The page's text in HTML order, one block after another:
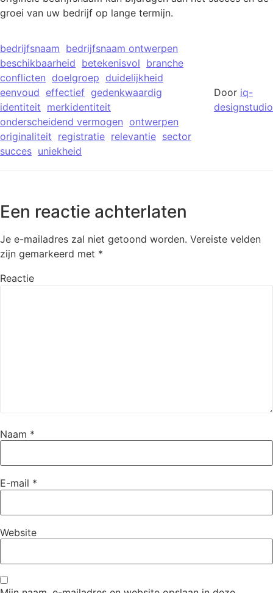
groei van uw bedrijf op lange termijn.
bedrijfsnaam bedrijfsnaam ontwerpen
beschikbaarheid betekenisvol branche
conflicten doelgroep duidelijkheid
eenvoud effectief gedenkwaardig
identiteit merkidentiteit
onderscheidend vermogen ontwerpen
originaliteit registratie relevantie sector
succes uniekheid
Door iq-
designstudio
Een reactie achterlaten
Je e-mailadres zal niet getoond worden. Vereiste velden
zijn gemarkeerd met *
Reactie
Naam *
E-mail *
Website